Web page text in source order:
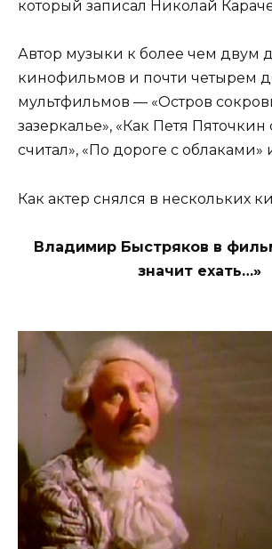
который записал Николай
Автор музыки к более чем двум
кинофильмов и почти четырем
мультфильмов — «Остров
зазеркалье», «Как Петя
считал», «По дороге с облаками»
Как актер снялся в нескольких
Владимир Быстряков в
значит ехать…»